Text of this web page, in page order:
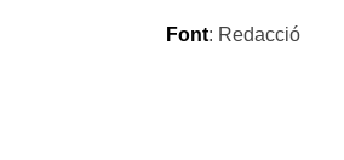
Font: Redacció